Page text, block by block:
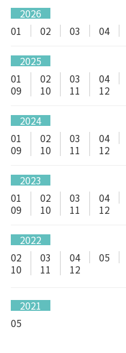
2026
01
02 03 04
2025
01
02 03 04
09
10 11 12
2024
01
02 03 04
09
10 11 12
2023
01
02 03 04
09
10 11 12
2022
02
03 04 05
10
11 12
2021
05